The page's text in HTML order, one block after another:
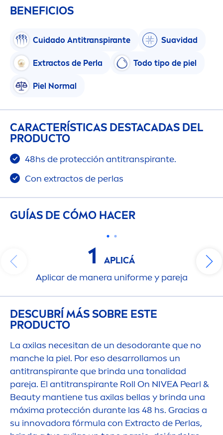
BENEFICIOS
Cuidado Antitranspirante Suavidad
Extractos de Perla Todo tipo de piel
Piel Normal
CARACTERÍSTICAS DESTACADAS DEL
PRODUCTO
48hs de protección antitranspirante.
Con extractos de perlas
GUÍAS DE CÓMO HACER
1
APLICÁ
Aplicar de manera uniforme y pareja
DESCUBRÍ MÁS SOBRE ESTE
PRODUCTO
La axilas necesitan de un desodorante que no
manche la piel. Por eso desarrollamos un
antitranspirante que brinda una tonalidad
pareja. El antitranspirante Roll On NIVEA Pearl &
Beauty mantiene tus axilas bellas y brinda una
máxima protección durante las 48 hs. Gracias a
su innovadora fórmula con Extracto de Perlas,